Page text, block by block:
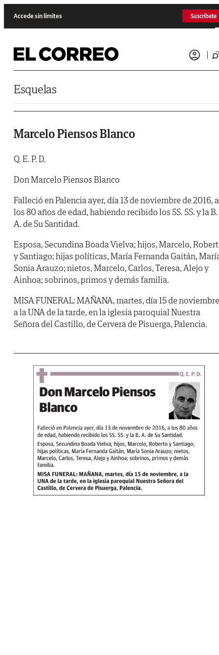
Accede sin límites Suscríbete
Esquelas
Marcelo Piensos Blanco
Q. E. P. D.
Don Marcelo Piensos Blanco
Falleció en Palencia ayer, día 13 de noviembre de 2016, a
los 80 años de edad, habiendo recibido los SS. SS. y la B.
A. de Su Santidad.
Esposa, Secundina Boada Vielva; hijos, Marcelo,
y Santiago; hijas políticas, María Fernanda Gaitán,
Sonia Arauzo; nietos, Marcelo, Carlos, Teresa, Alejo y
Ainhoa; sobrinos, primos y demás familia.
MISA FUNERAL: MAÑANA, martes, día 15 de
a la UNA de la tarde, en la iglesia paroquial Nuestra
Señora del Castillo, de Cervera de Pisuerga, Palencia.